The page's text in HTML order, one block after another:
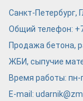
Санкт-Петербург,
Общий телефон:
Продажа бетона,
ЖБИ, сыпучие
Время работы: пн-
E-mail: